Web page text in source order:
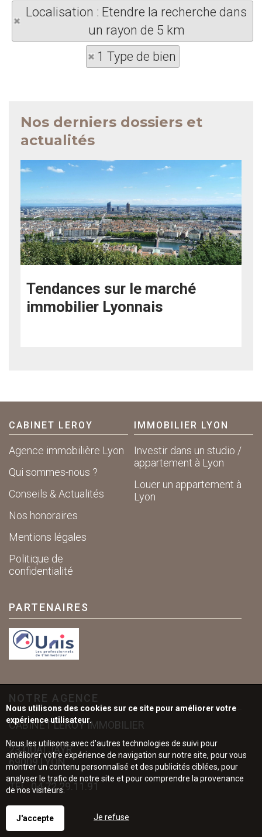
Localisation : Etendre la recherche dans
un rayon de 5 km
1 Type de bien
Nos derniers dossiers et
actualités
Tendances sur le marché
immobilier Lyonnais
CABINET LEROY
Agence immobilière Lyon
Qui sommes-nous ?
Conseils & Actualités
Nos honoraires
Mentions légales
Politique de
confidentialité
IMMOBILIER LYON
Investir dans un studio /
appartement à Lyon
Louer un appartement à
Lyon
PARTENAIRES
NOTRE AGENCE
CABINET LEROY IMMOBILIER
23 QUAI JAYR
69009 LYON
TÉL.04.72.29.11.91
Nous utilisons des cookies sur ce site pour améliorer votre
expérience utilisateur.
Nous les utilisons avec d'autres technologies de suivi pour
améliorer votre expérience de navigation sur notre site, pour vous
montrer un contenu personnalisé et des publicités ciblées, pour
analyser le trafic de notre site et pour comprendre la provenance
de nos visiteurs.
J'accepte Je refuse